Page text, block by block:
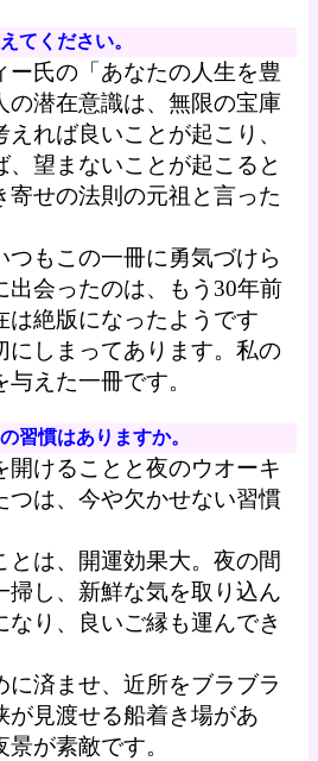
てください。
ー氏の「あなたの人生を豊
の潜在意識は、無限の宝庫
れば良いことが起こり、
、望まないことが起こると
寄せの法則の元祖と言った
つもこの一冊に勇気づけら
出会ったのは、もう30年前
絶版になったようです
にしまってあります。私の
えた一冊です。
習慣はありますか。
開けることと夜のウオーキ
つは、今や欠かせない習慣
とは、開運効果大。夜の間
掃し、新鮮な気を取り込ん
なり、良いご縁も運んでき
に済ませ、近所をブラブラ
が見渡せる船着き場があ
が素敵です。